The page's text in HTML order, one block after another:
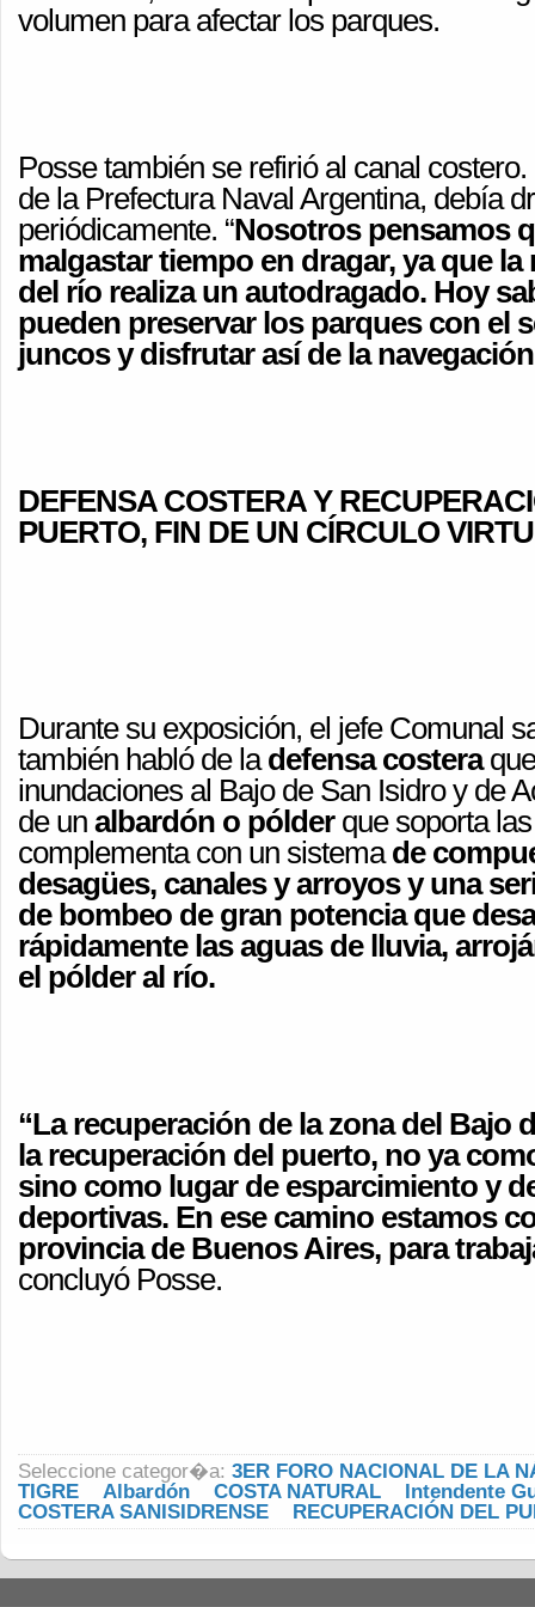
volumen para afectar los parques.
Posse también se refirió al canal
de la Prefectura Naval Argentina, debía
periódicamente. “Nosotros pensamos
malgastar tiempo en dragar, ya que
del río realiza un autodragado. Hoy
pueden preservar los parques con el
juncos y disfrutar así de la
DEFENSA COSTERA Y
PUERTO, FIN DE UN CÍRCULO
Durante su exposición, el jefe Comunal
también habló de ladefensa costera
inundaciones al Bajo de San Isidro y de
de un albardón o pólderque soporta
complementa con un sistemade
desagües, canales y arroyos y una
de bombeo de gran potencia que
rápidamente las aguas de lluvia,
el pólder al río.
“La recuperación de la zona del Bajo
la recuperación del puerto, no ya
sino como lugar de esparcimiento y
deportivas. En ese camino estamos
provincia de Buenos Aires, para
concluyó Posse.
Seleccione categor�a: 3ER FORO NACIONAL DE LA
TIGRE
Albardón COSTA NATURAL
Intendente
COSTERA SANISIDRENSE
RECUPERACIÓN DEL